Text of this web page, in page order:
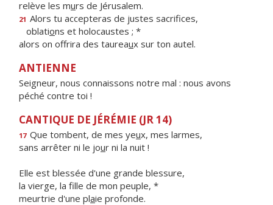
relève les murs de Jérusalem.
21 Alors tu accepteras de justes sacrifices,
oblations et holocaustes ; *
alors on offrira des taureaux sur ton autel.
ANTIENNE
Seigneur, nous connaissons notre mal : nous avons
péché contre toi !
CANTIQUE DE JÉRÉMIE (JR 14)
17 Que tombent, de mes yeux, mes larmes,
sans arrêter ni le jour ni la nuit !
Elle est blessée d'une grande blessure,
la vierge, la flle de mon peuple, *
meurtrie d'une plaie profonde.